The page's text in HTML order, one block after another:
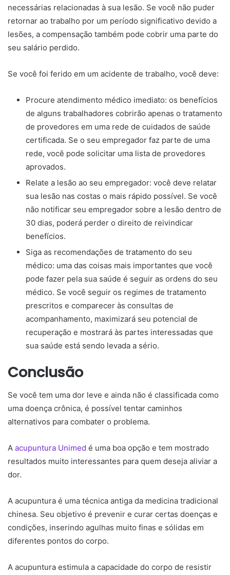
necessárias relacionadas à sua lesão. Se você não puder
retornar ao trabalho por um período significativo devido a
lesões, a compensação também pode cobrir uma parte do
seu salário perdido.
Se você foi ferido em um acidente de trabalho, você deve:
Procure atendimento médico imediato: os benefícios
de alguns trabalhadores cobrirão apenas o tratamento
de provedores em uma rede de cuidados de saúde
certificada. Se o seu empregador faz parte de uma
rede, você pode solicitar uma lista de provedores
aprovados.
Relate a lesão ao seu empregador: você deve relatar
sua lesão nas costas o mais rápido possível. Se você
não notificar seu empregador sobre a lesão dentro de
30 dias, poderá perder o direito de reivindicar
benefícios.
Siga as recomendações de tratamento do seu
médico: uma das coisas mais importantes que você
pode fazer pela sua saúde é seguir as ordens do seu
médico. Se você seguir os regimes de tratamento
prescritos e comparecer às consultas de
acompanhamento, maximizará seu potencial de
recuperação e mostrará às partes interessadas que
sua saúde está sendo levada a sério.
Conclusão
Se você tem uma dor leve e ainda não é classificada como
uma doença crônica, é possível tentar caminhos
alternativos para combater o problema.
A acupuntura Unimed é uma boa opção e tem mostrado
resultados muito interessantes para quem deseja aliviar a
dor.
A acupuntura é uma técnica antiga da medicina tradicional
chinesa. Seu objetivo é prevenir e curar certas doenças e
condições, inserindo agulhas muito finas e sólidas em
diferentes pontos do corpo.
A acupuntura estimula a capacidade do corpo de resistir